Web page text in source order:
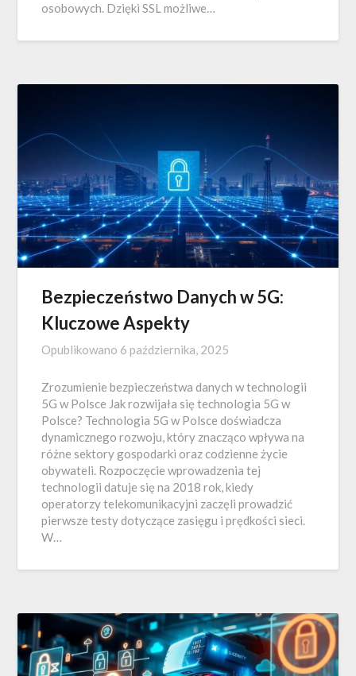
osobowych. Dzięki SSL możliwe…
Bezpieczeństwo Danych w 5G:
Kluczowe Aspekty
Opublikowano 6 października, 2025
Zrozumienie bezpieczeństwa danych w technologii
5G w Polsce Jak rozwijała się technologia 5G w
Polsce? Technologia 5G w Polsce doświadcza
dynamicznego rozwoju, który znacząco wpływa na
różne sektory gospodarki oraz codzienne życie
obywateli. Rozpoczęcie wprowadzenia tej
technologii datuje się na 2018 rok, kiedy
operatorzy telekomunikacyjni zaczęli prowadzić
pierwsze testy dotyczące zasięgu i prędkości sieci.
W…